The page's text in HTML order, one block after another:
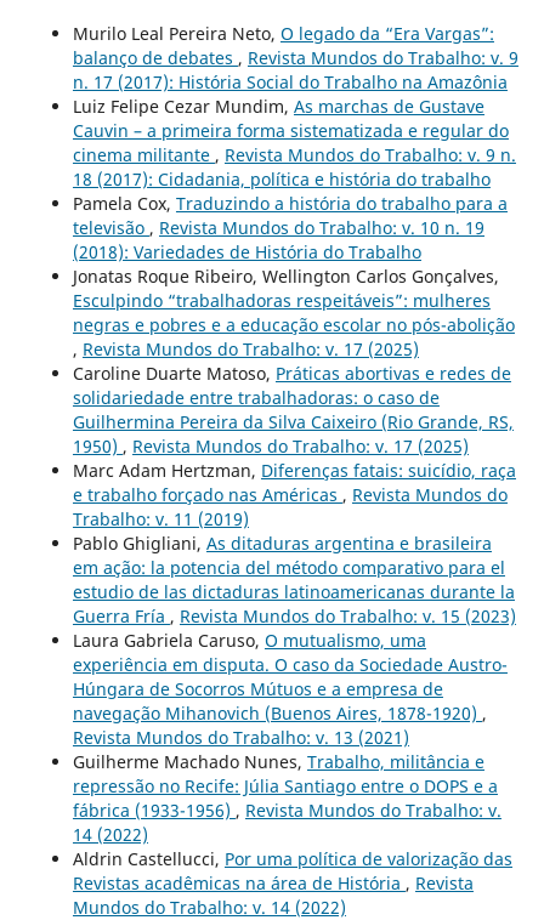
Murilo Leal Pereira Neto, O legado da “Era Vargas”:
balanço de debates , Revista Mundos do Trabalho: v. 9
n. 17 (2017): História Social do Trabalho na Amazônia
Luiz Felipe Cezar Mundim, As marchas de Gustave
Cauvin – a primeira forma sistematizada e regular do
cinema militante , Revista Mundos do Trabalho: v. 9 n.
18 (2017): Cidadania, política e história do trabalho
Pamela Cox, Traduzindo a história do trabalho para a
televisão , Revista Mundos do Trabalho: v. 10 n. 19
(2018): Variedades de História do Trabalho
Jonatas Roque Ribeiro, Wellington Carlos Gonçalves,
Esculpindo “trabalhadoras respeitáveis”: mulheres
negras e pobres e a educação escolar no pós-abolição
, Revista Mundos do Trabalho: v. 17 (2025)
Caroline Duarte Matoso, Práticas abortivas e redes de
solidariedade entre trabalhadoras: o caso de
Guilhermina Pereira da Silva Caixeiro (Rio Grande, RS,
1950) , Revista Mundos do Trabalho: v. 17 (2025)
Marc Adam Hertzman, Diferenças fatais: suicídio, raça
e trabalho forçado nas Américas , Revista Mundos do
Trabalho: v. 11 (2019)
Pablo Ghigliani, As ditaduras argentina e brasileira
em ação: la potencia del método comparativo para el
estudio de las dictaduras latinoamericanas durante la
Guerra Fría , Revista Mundos do Trabalho: v. 15 (2023)
Laura Gabriela Caruso, O mutualismo, uma
experiência em disputa. O caso da Sociedade Austro-
Húngara de Socorros Mútuos e a empresa de
navegação Mihanovich (Buenos Aires, 1878-1920) ,
Revista Mundos do Trabalho: v. 13 (2021)
Guilherme Machado Nunes, Trabalho, militância e
repressão no Recife: Júlia Santiago entre o DOPS e a
fábrica (1933-1956) , Revista Mundos do Trabalho: v.
14 (2022)
Aldrin Castellucci, Por uma política de valorização das
Revistas acadêmicas na área de História , Revista
Mundos do Trabalho: v. 14 (2022)